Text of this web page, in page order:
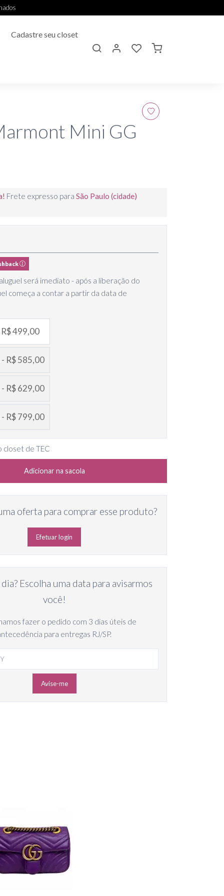
Cadastre seu closet
Mini GG
Frete expresso para São Paulo (cidade)
será imediato - após a liberação do
começa a contar a partir da data de
499,00
R$ 585,00
R$ 629,00
R$ 799,00
closet de TEC
Adicionar na sacola
oferta para comprar esse produto?
Efetuar login
Escolha uma data para avisarmos
você!
fazer o pedido com 3 dias úteis de
para entregas RJ/SP.
Avise-me